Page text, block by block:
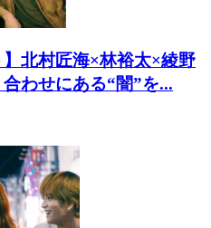
】北村匠海×林裕太×綾野
わせにある“闇”を...